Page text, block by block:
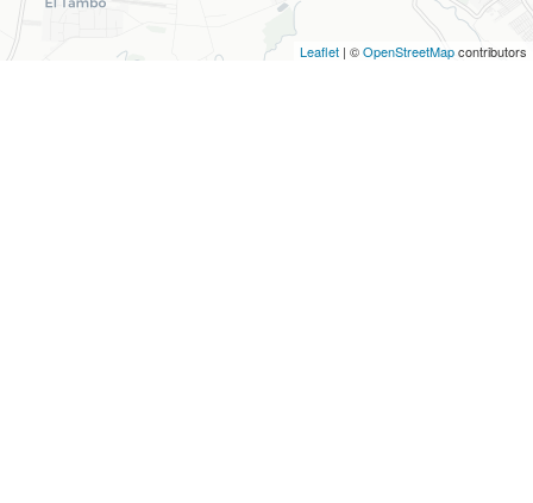
Leaflet | ©OpenStreetMapcontributors